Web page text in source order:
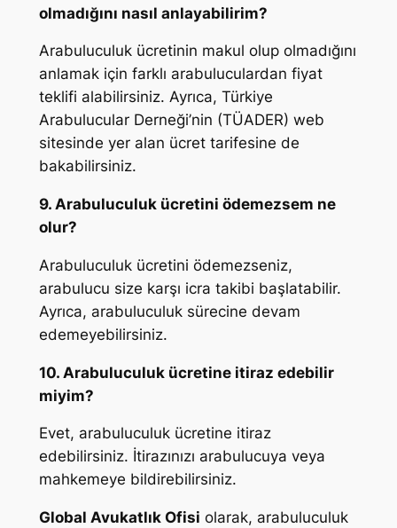
olmadığını nasıl anlayabilirim?
Arabuluculuk ücretinin makul olup olmadığını
anlamak için farklı arabuluculardan fiyat
teklifi alabilirsiniz. Ayrıca, Türkiye
Arabulucular Derneği’nin (TÜADER) web
sitesinde yer alan ücret tarifesine de
bakabilirsiniz.
9. Arabuluculuk ücretini ödemezsem ne
olur?
Arabuluculuk ücretini ödemezseniz,
arabulucu size karşı icra takibi başlatabilir.
Ayrıca, arabuluculuk sürecine devam
edemeyebilirsiniz.
10. Arabuluculuk ücretine itiraz edebilir
miyim?
Evet, arabuluculuk ücretine itiraz
edebilirsiniz. İtirazınızı arabulucuya veya
mahkemeye bildirebilirsiniz.
Global Avukatlık Ofisi olarak, arabuluculuk